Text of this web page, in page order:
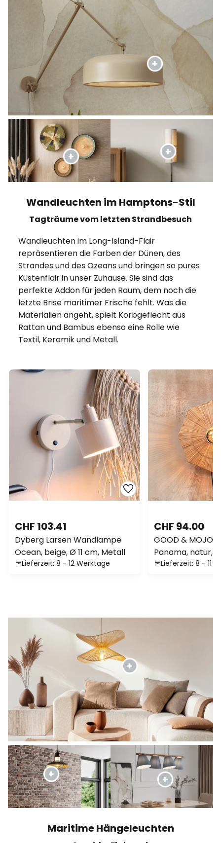
Wandleuchten im Hamptons-Stil
Tagträume vom letzten Strandbesuch
Wandleuchten im Long-Island-Flair
repräsentieren die Farben der Dünen, des
Strandes und des Ozeans und bringen so pures
Küstenflair in unser Zuhause. Sie sind das
perfekte Addon für jeden Raum, dem noch die
letzte Brise maritimer Frische fehlt. Was die
Materialien angeht, spielt Korbgeflecht aus
Rattan und Bambus ebenso eine Rolle wie
Textil, Keramik und Metall.
CHF 103.41
Dyberg Larsen Wandlampe
Ocean, beige, Ø 11 cm, Metall
Lieferzeit: 8 - 12 Werktage
CHF 94.00
GOOD & MOJO
Panama, natur,
Stecker
Lieferzeit: 8 - 11
Maritime Hängeleuchten